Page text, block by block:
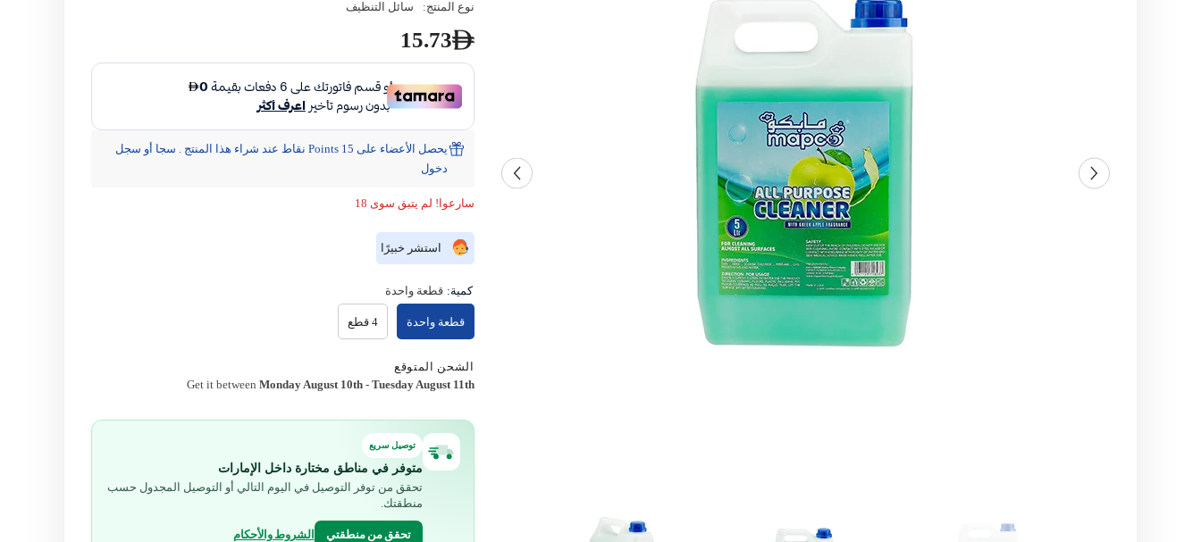
نوع المنتج:
سائل التنظيف
15.73
يحصل الأعضاء على 15 Points نقاط عند شراء هذا المنتج . سجا أو سجل
دخول
سارعوا! لم يتبق سوى 18
استشر خبيرًا
كمية: قطعة واحدة
قطعة واحدة 4 قطع
الشحن المتوقع
Get it between Monday August 10th- Tuesday August 11th
توصيل سريع
متوفر في مناطق مختارة داخل الإمارات
تحقق من توفر التوصيل في اليوم التالي أو التوصيل المجدول حسب
منطقتك.
تحقق من منطقتي الشروط والأحكام